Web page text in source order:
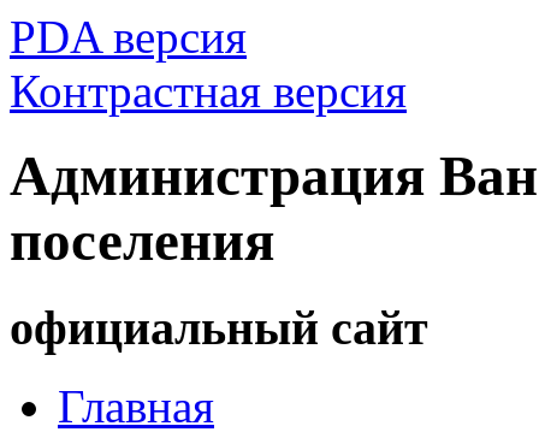
PDA версия
Контрастная версия
Администрация
поселения
официальный сайт
Главная